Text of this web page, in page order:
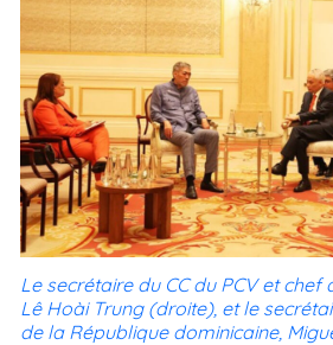
Le secrétaire du CC du PCV et chef
Lê Hoài Trung (droite), et le
de la République dominicaine,